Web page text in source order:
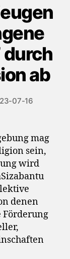
durch
ab
07-16
mag
sein,
wird
denen
Förderung